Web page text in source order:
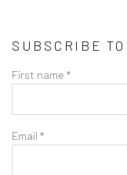
SUBSCRIBE
First name *
Email *